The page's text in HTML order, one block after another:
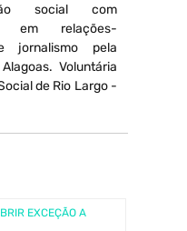
social com
em relações-
jornalismo pela
Voluntária
de Rio Largo -
EXCEÇÃO A